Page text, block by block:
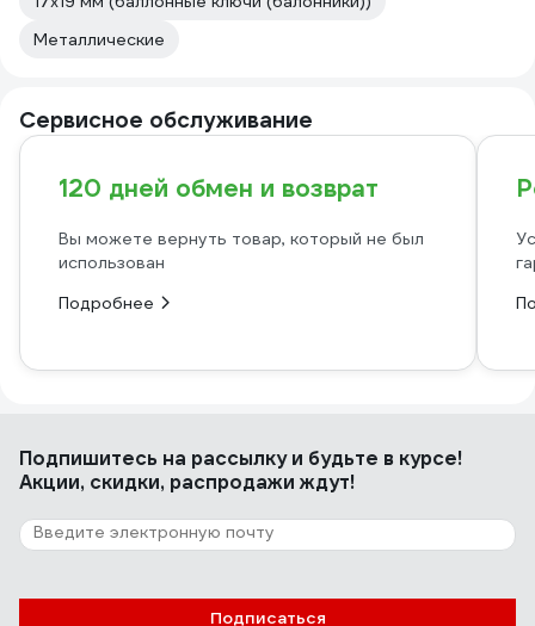
Металлические
Сервисное обслуживание
120 дней обмен и возврат
Вы можете вернуть товар, который не был
использован
Подробнее
Подпишитесь на рассылкуи будьте в курсе!
Акции, скидки, распродажи ждут!
Подписаться